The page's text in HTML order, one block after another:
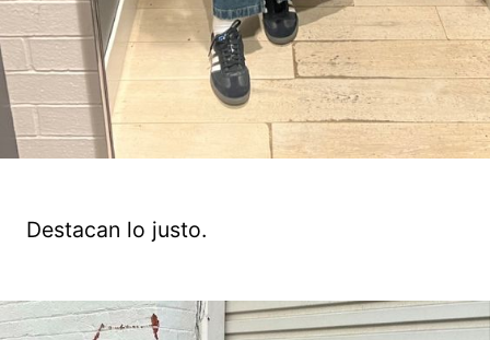
Destacan lo justo.